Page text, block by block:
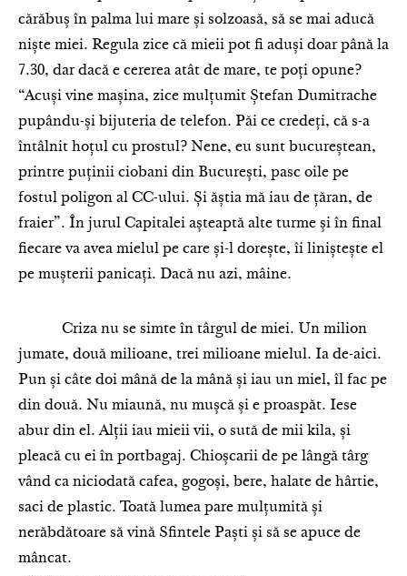
cărăbuș în palma lui mare și solzoasă, să se mai aducă
niște miei. Regula zice că mieii pot fi aduși doar până la
7.30, dar dacă e cererea atât de mare, te poți opune?
“Acuși vine mașina, zice mulțumit Ștefan Dumitrache
pupându-și bijuteria de telefon. Păi ce credeți, că s-a
întâlnit hoțul cu prostul? Nene, eu sunt bucureștean,
printre puținii ciobani din București, pasc oile pe
fostul poligon al CC-ului. Și ăștia mă iau de țăran, de
fraier”. În jurul Capitalei așteaptă alte turme și în final
fiecare va avea mielul pe care și-l dorește, îi liniștește el
pe mușterii panicați. Dacă nu azi, mâine.
Criza nu se simte în târgul de miei. Un milion
jumate, două milioane, trei milioane mielul. Ia de-aici.
Pun și câte doi mână de la mână și iau un miel, îl fac pe
din două. Nu miaună, nu mușcă și e proaspăt. Iese
abur din el. Alții iau mieii vii, o sută de mii kila, și
pleacă cu ei în portbagaj. Chioșcarii de pe lângă târg
vând ca niciodată cafea, gogoși, bere, halate de hârtie,
saci de plastic. Toată lumea pare mulțumită și
nerăbdătoare să vină Sfintele Paști și să se apuce de
mâncat.